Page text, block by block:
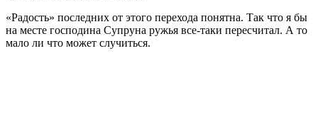
«Радость» последних от этого перехода понятна. Так что я бы
на месте господина Супруна ружья все-таки пересчитал. А то
мало ли что может случиться.